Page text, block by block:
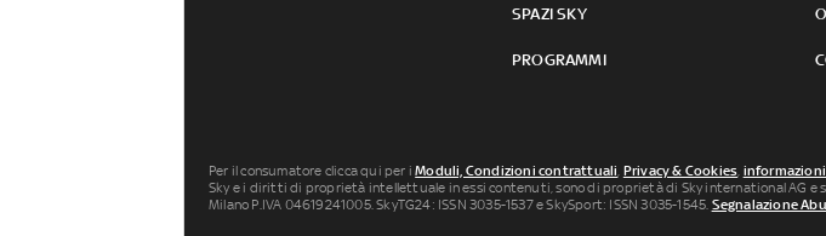
SPAZI SKY
PROGRAMMI
Per il consumatore clicca qui per iModuli, Condizioni contrattuali, Privacy & Cookies,
Sky e i diritti di proprietà intellettuale in essi contenuti, sono di proprietà di Sky international AG e
Milano P.IVA 04619241005. SkyTG24: ISSN 3035-1537 e SkySport: ISSN 3035-1545. Segnalazione